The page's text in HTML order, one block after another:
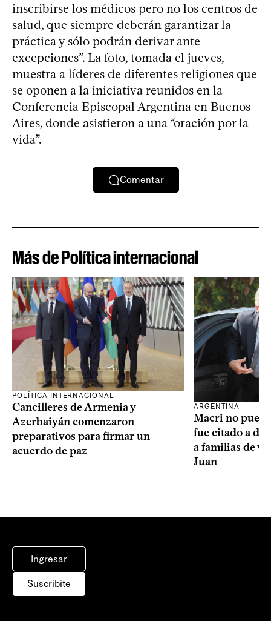
inscribirse los médicos pero no los centros de
salud, que siempre deberán garantizar la
práctica y sólo podrán derivar ante
excepciones”. La foto, tomada el jueves,
muestra a líderes de diferentes religiones que
se oponen a la iniciativa reunidos en la
Conferencia Episcopal Argentina en Buenos
Aires, donde asistieron a una “oración por la
vida”.
Comentar
Más de Política internacional
POLÍTICA INTERNACIONAL
Cancilleres de Armenia y
Azerbaiyán comenzaron
preparativos para firmar un
acuerdo de paz
ARGENTINA
Macri no
fue citado a
a familias de
Juan
Ingresar
Suscribite